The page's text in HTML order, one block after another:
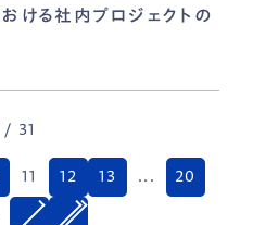
ける社内プロジェクトの
/ 31
11 12 13 ... 20